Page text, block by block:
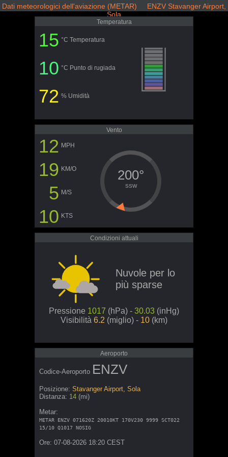
Dati meteorologici dell'aviazione (METAR) ENZV Stavanger Airport,
Sola
Temperatura
15 °C Temperatura
10 °C Punto di rugiada
72 % Umidità
Vento
12 MPH
19 KM/O
5 M/S
10 KTS
200°
SSW
Condizioni attuali
Nuvole per lo
più sparse
Pressione 1017 (hPa) - 30.03 (inHg)
Visibilità 6.2 (miglio) - 10 (km)
Aeroporto
Codice-Aeroporto ENZV
Posizione: Stavanger Airport, Sola
Distanza: 14 (mi)
Metar:
METAR ENZV 071620Z 20010KT 170V230 9999 SCT022
15/10 Q1017 NOSIG
Ore: 07-08-2026 18:20 CEST